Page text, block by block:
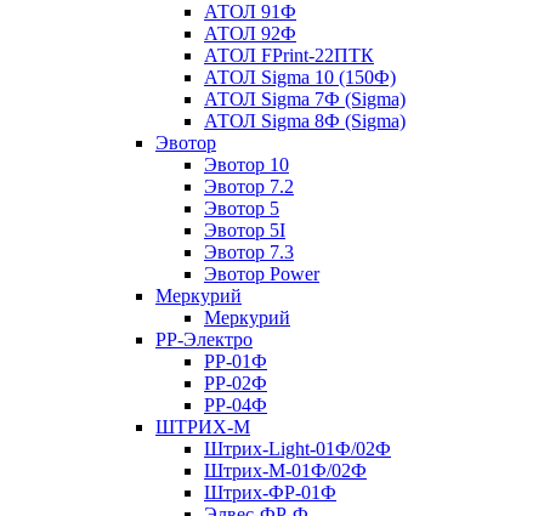
АТОЛ 91Ф
АТОЛ 92Ф
АТОЛ FPrint-22ПТК
АТОЛ Sigma 10 (150Ф)
АТОЛ Sigma 7Ф (Sigma)
АТОЛ Sigma 8Ф (Sigma)
Эвотор
Эвотор 10
Эвотор 7.2
Эвотор 5
Эвотор 5I
Эвотор 7.3
Эвотор Power
Меркурий
Меркурий
РР-Электро
РР-01Ф
РР-02Ф
РР-04Ф
ШТРИХ-М
Штрих-Light-01Ф/02Ф
Штрих-М-01Ф/02Ф
Штрих-ФР-01Ф